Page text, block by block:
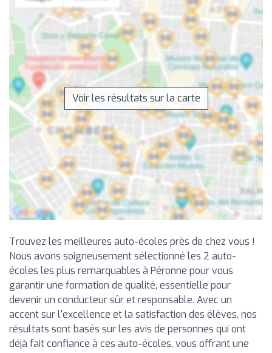
Voir les résultats sur la carte
Trouvez les meilleures auto-écoles près de chez vous !
Nous avons soigneusement sélectionné les 2 auto-
écoles les plus remarquables à Péronne pour vous
garantir une formation de qualité, essentielle pour
devenir un conducteur sûr et responsable. Avec un
accent sur l'excellence et la satisfaction des élèves, nos
résultats sont basés sur les avis de personnes qui ont
déjà fait confiance à ces auto-écoles, vous offrant une